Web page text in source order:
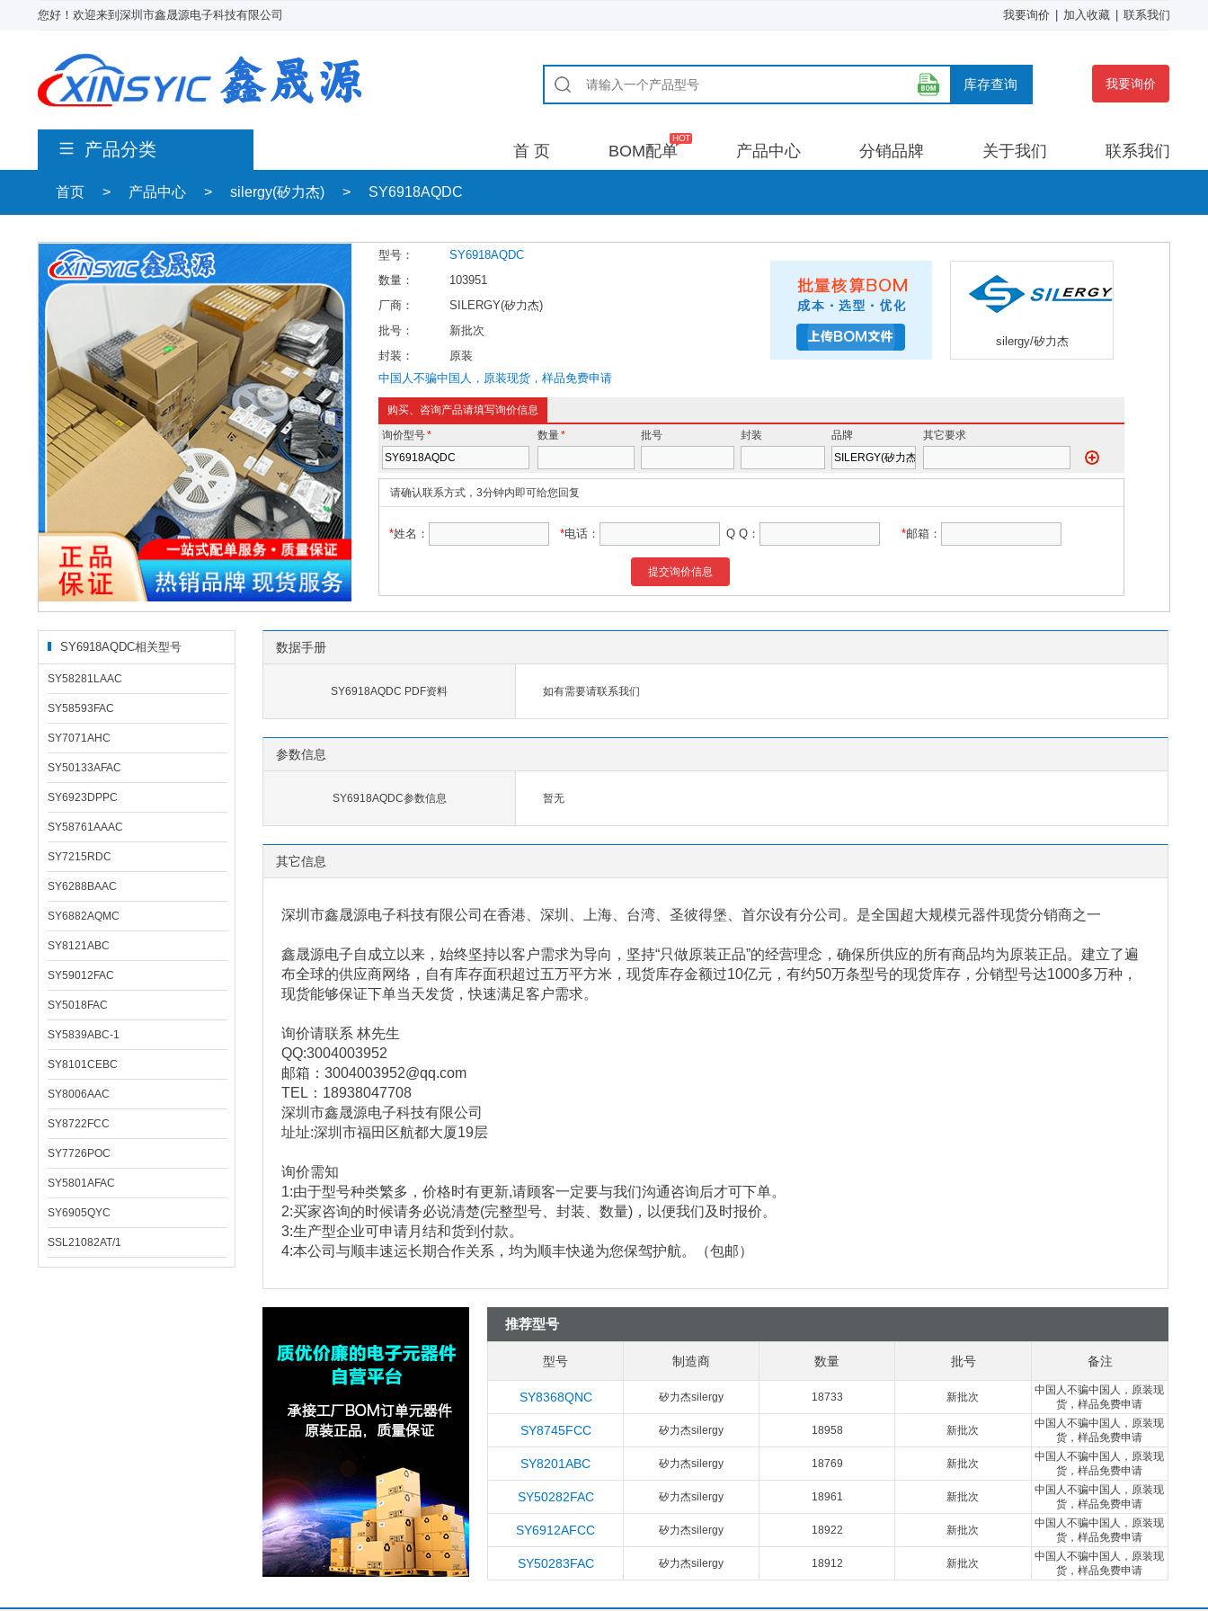
您好！欢迎来到深圳市鑫晟源电子科技有限公司 我要询价 加入收藏 联系我们
库存查询 我要询价
产品分类 首 页 BOM配单 产品中心 分销品牌 关于我们 联系我们
首页 > 产品中心 > silergy(矽力杰) > SY6918AQDC
型号：
SY6918AQDC
数量：
103951
厂商：
SILERGY(矽力杰)
批号：
新批次
封装：
原装
中国人不骗中国人，原装现货，样品免费申请
silergy/矽力杰
购买、咨询产品请填写询价信息
询价型号* 数量* 批号 封装 品牌 其它要求
请确认联系方式，3分钟内即可给您回复
*姓名： *电话： Q Q： *邮箱：
提交询价信息
SY6918AQDC相关型号
SY58281LAAC
SY58593FAC
SY7071AHC
SY50133AFAC
SY6923DPPC
SY58761AAAC
SY7215RDC
SY6288BAAC
SY6882AQMC
SY8121ABC
SY59012FAC
SY5018FAC
SY5839ABC-1
SY8101CEBC
SY8006AAC
SY8722FCC
SY7726POC
SY5801AFAC
SY6905QYC
SSL21082AT/1
数据手册
SY6918AQDC PDF资料 如有需要请联系我们
参数信息
SY6918AQDC参数信息 暂无
其它信息
深圳市鑫晟源电子科技有限公司在香港、深圳、上海、台湾、圣彼得堡、首尔设有分公司。是全国超大规模元器件现货分销商之一
鑫晟源电子自成立以来，始终坚持以客户需求为导向，坚持“只做原装正品”的经营理念，确保所供应的所有商品均为原装正品。建立了遍
布全球的供应商网络，自有库存面积超过五万平方米，现货库存金额过10亿元，有约50万条型号的现货库存，分销型号达1000多万种，
现货能够保证下单当天发货，快速满足客户需求。
询价请联系 林先生
QQ:3004003952
邮箱： 3004003952@qq.com
TEL ： 18938047708
深圳市鑫晟源电子科技有限公司
址址:深圳市福田区航都大厦19层
询价需知
1:由于型号种类繁多，价格时有更新,请顾客一定要与我们沟通咨询后才可下单。
2:买家咨询的时候请务必说清楚(完整型号、封装、数量) ，以便我们及时报价。
3:生产型企业可申请月结和货到付款。
4:本公司与顺丰速运长期合作关系，均为顺丰快递为您保驾护航。（包邮）
推荐型号
型号 制造商 数量 批号 备注
SY8368QNC 矽力杰silergy 18733 新批次
中国人不骗中国人，原装现
货，样品免费申请
SY8745FCC 矽力杰silergy 18958 新批次
中国人不骗中国人，原装现
货，样品免费申请
SY8201ABC 矽力杰silergy 18769 新批次
中国人不骗中国人，原装现
货，样品免费申请
SY50282FAC 矽力杰silergy 18961 新批次
中国人不骗中国人，原装现
货，样品免费申请
SY6912AFCC 矽力杰silergy 18922 新批次
中国人不骗中国人，原装现
货，样品免费申请
SY50283FAC 矽力杰silergy 18912 新批次
中国人不骗中国人，原装现
货，样品免费申请